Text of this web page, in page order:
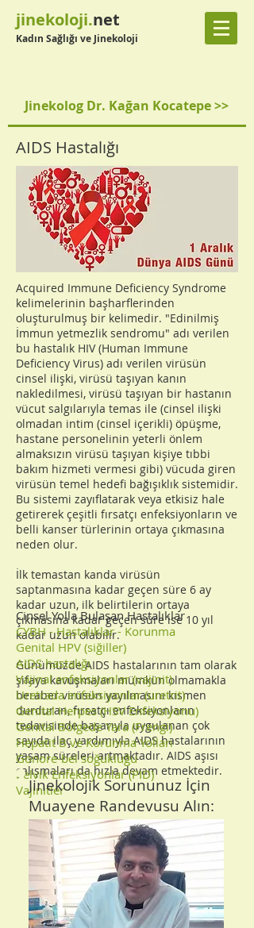
jinekoloji.net
Kadın Sağlığı ve Jinekoloji
Jinekolog Dr. Kağan Kocatepe >>
AIDS Hastalığı
Acquired Immune Deficiency Syndrome
kelimelerinin başharflerinden
oluşturulmuş bir kelimedir. "Edinilmiş
İmmun yetmezlik sendromu" adı verilen
bu hastalık HIV (Human Immune
Deficiency Virus) adı verilen virüsün
cinsel ilişki, virüsü taşıyan kanın
nakledilmesi, virüsü taşıyan bir hastanın
vücut salgılarıyla temas ile (cinsel ilişki
olmadan intim (cinsel içerikli) öpüşme,
hastane personelinin yeterli önlem
almaksızın virüsü taşıyan kişiye tıbbi
bakım hizmeti vermesi gibi) vücuda giren
virüsün temel hedefi bağışıklık sistemidir.
Bu sistemi zayıflatarak veya etkisiz hale
getirerek çeşitli fırsatçı enfeksiyonların ve
belli kanser türlerinin ortaya çıkmasına
neden olur.
İlk temastan kanda virüsün
saptanmasına kadar geçen süre 6 ay
kadar uzun, ilk belirtilerin ortaya
çıkmasına kadar geçen süre ise 10 yıl
kadar uzun olabilir.
Günümüzde AIDS hastalarının tam olarak
şifaya kavuşmaları mümkün olmamakla
beraber virüsün yayılmasını kısmen
durduran, fırsatçı enfeksiyonların
tedavisinde başarıyla uygulanan çok
sayıda ilaç yardımıyla AIDS hastalarının
yaşam süreleri artmaktadır. AIDS aşısı
çalışmaları da hızla devam etmektedir.
Cinsel Yolla Bulaşan Hastalıklar
CYBH - Hastalıklar - Korunma
Genital HPV (siğiller)
AIDS hastalığı
Vajinal enfeksiyonlar (vajinit)
Uretrada enfeksiyonlar (uretrit)
Genital Herpes (HSV Enfeksiyonu)
Genital Bölgede Yara (Frengi)
Hepatit B ve Korunma Yolları
Gonore-bel soğukluğu
Pelvik Enfeksiyonlar (PID)
Vajinitler
Jinekolojik Sorununuz İçin
Muayene Randevusu Alın: